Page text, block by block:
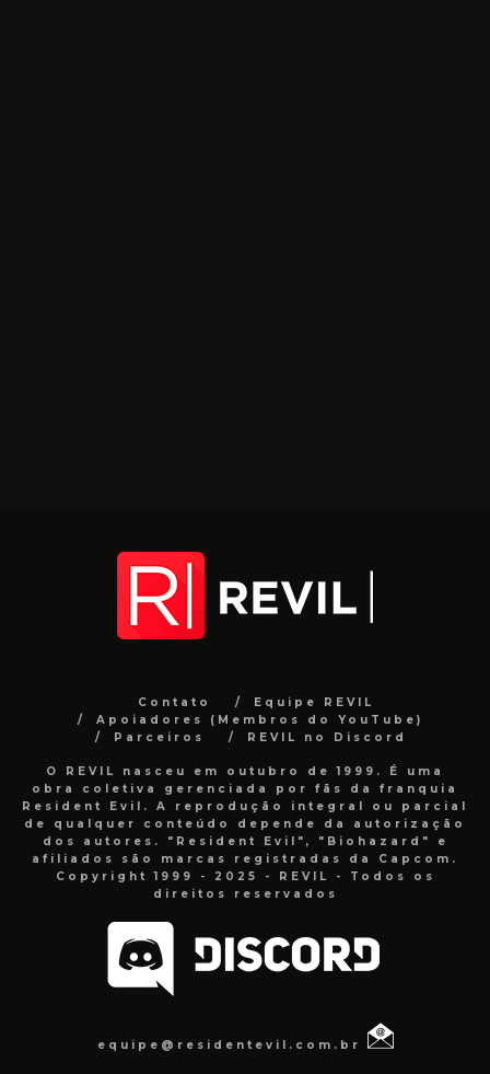
Contato
Equipe REVIL
Apoiadores (Membros do YouTube)
Parceiros
REVIL no Discord
O REVIL nasceu em outubro de 1999. É uma
obra coletiva gerenciada por fãs da franquia
Resident Evil. A reprodução integral ou parcial
de qualquer conteúdo depende da autorização
dos autores. "Resident Evil", "Biohazard" e
afiliados são marcas registradas da Capcom.
Copyright 1999 - 2025 - REVIL - Todos os
direitos reservados
equipe@residentevil.com.br